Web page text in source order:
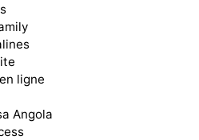
ligne
Angola